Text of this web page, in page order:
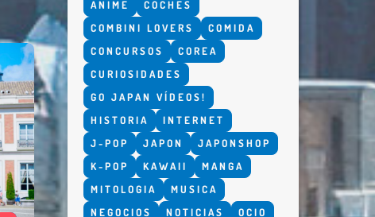
ANIME
COCHES
COMBINI LOVERS
COMIDA
CONCURSOS
COREA
CURIOSIDADES
GO JAPAN VÍDEOS!
HISTORIA
INTERNET
J-POP
JAPON
JAPONSHOP
K-POP
KAWAII
MANGA
MITOLOGIA
MUSICA
NEGOCIOS
NOTICIAS
OCIO